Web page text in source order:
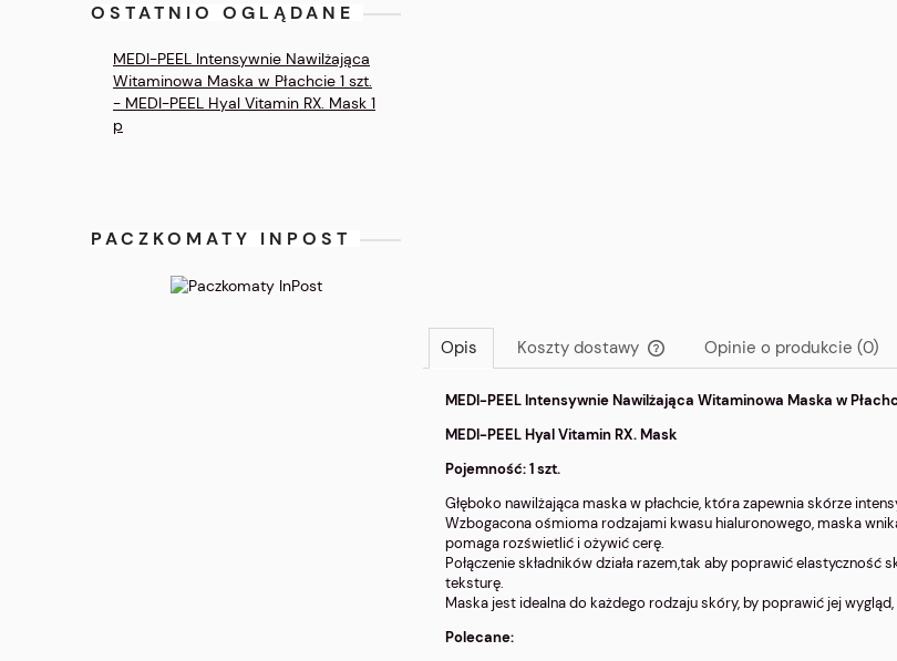
OSTATNIO OGLĄDANE
MEDI-PEEL Intensywnie Nawilżająca
Witaminowa Maska w Płachcie 1 szt.
- MEDI-PEEL Hyal Vitamin RX. Mask 1
p
PACZKOMATY INPOST
Opis Koszty dostawy
Cena nie zawiera ewentualnych
płatności
Opinie o produkcie (0)
MEDI-PEEL Intensywnie Nawilżająca Witaminowa Maska w
MEDI-PEEL Hyal Vitamin RX. Mask
Pojemność: 1 szt.
Głęboko nawilżająca maska w płachcie, która zapewnia skórze
Wzbogacona ośmioma rodzajami kwasu hialuronowego, maska
pomaga rozświetlić i ożywić cerę.
Połączenie składników działa razem,tak aby poprawić
teksturę.
Maska jest idealna do każdego rodzaju skóry, by poprawić jej
Polecane: